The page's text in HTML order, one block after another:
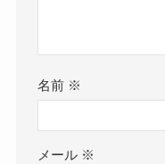
名前 ※
メール ※